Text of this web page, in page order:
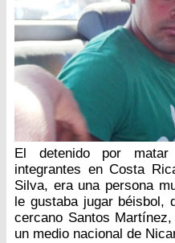
El detenido por
integrantes en Costa
Silva, era una persona
le gustaba jugar béisbol,
cercano Santos
un medio nacional de